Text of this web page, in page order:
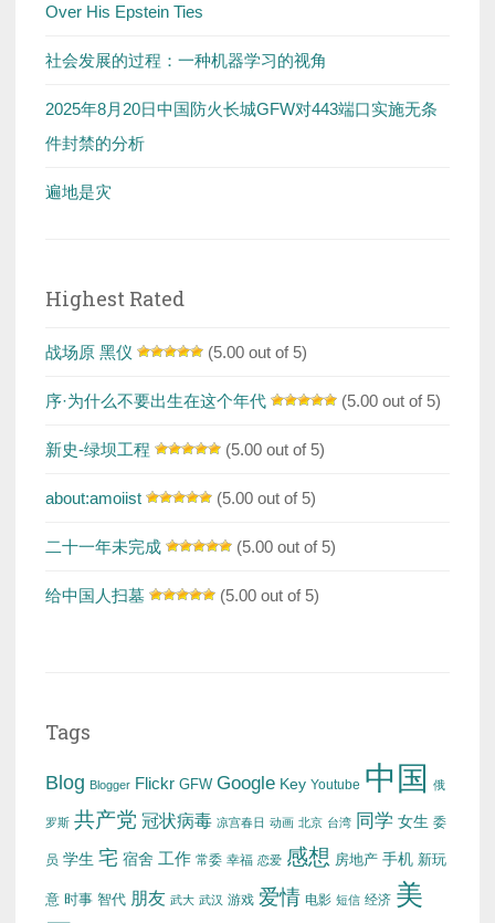
Over His Epstein Ties
社会发展的过程：一种机器学习的视角
2025年8月20日中国防火长城GFW对443端口实施无条
件封禁的分析
遍地是灾
Highest Rated
战场原 黑仪 (5.00 out of 5)
序·为什么不要出生在这个年代 (5.00 out of 5)
新史-绿坝工程 (5.00 out of 5)
about:amoiist (5.00 out of 5)
二十一年未完成 (5.00 out of 5)
给中国人扫墓 (5.00 out of 5)
Tags
Blog Blogger Flickr GFW Google Key Youtube 中国 俄
罗斯 共产党 冠状病毒 凉宫春日 动画 北京 台湾 同学 女生 委
员 学生 宅 宿舍 工作 常委 幸福 恋爱 感想 房地产 手机 新玩
意 时事 智代 朋友 武大 武汉 游戏 爱情 电影 短信 经济 美